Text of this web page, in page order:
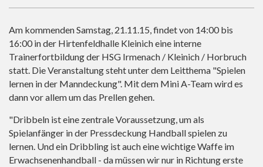
Am kommenden Samstag, 21.11.15, findet von 14:00 bis
16:00 in der Hirtenfeldhalle Kleinich eine interne
Trainerfortbildung der HSG Irmenach / Kleinich / Horbruch
statt. Die Veranstaltung steht unter dem Leitthema "Spielen
lernen in der Manndeckung". Mit dem Mini A-Team wird es
dann vor allem um das Prellen gehen.
"Dribbeln ist eine zentrale Voraussetzung, um als
Spielanfänger in der Pressdeckung Handball spielen zu
lernen. Und ein Dribbling ist auch eine wichtige Waffe im
Erwachsenenhandball - da müssen wir nur in Richtung erste